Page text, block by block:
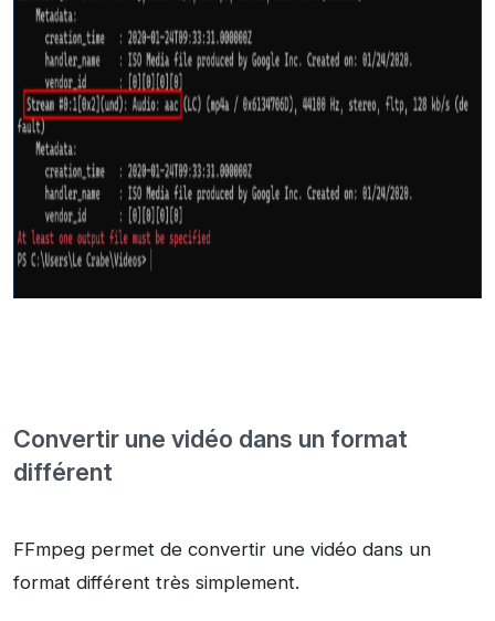
Convertir une vidéo dans un format
différent
FFmpeg permet de convertir une vidéo dans un
format différent très simplement.